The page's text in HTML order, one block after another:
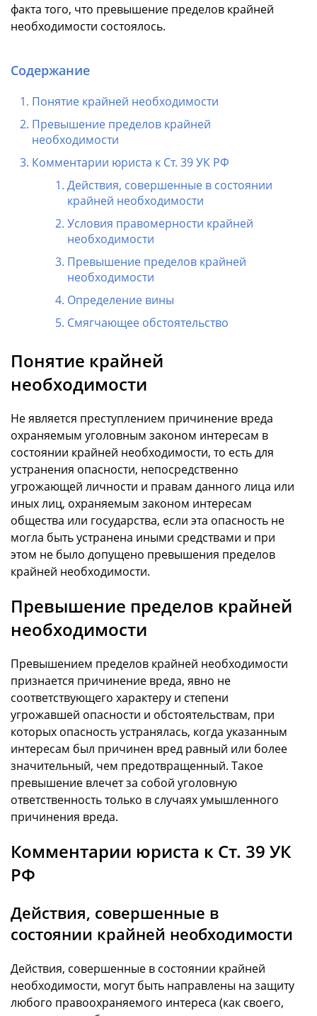
факта того, что превышение пределов крайней
необходимости состоялось.
Содержание
Понятие крайней необходимости
Превышение пределов крайней
необходимости
Комментарии юриста к Ст. 39 УК РФ
Действия, совершенные в состоянии
крайней необходимости
Условия правомерности крайней
необходимости
Превышение пределов крайней
необходимости
Определение вины
Смягчающее обстоятельство
Понятие крайней
необходимости
Не является преступлением причинение вреда
охраняемым уголовным законом интересам в
состоянии крайней необходимости, то есть для
устранения опасности, непосредственно
угрожающей личности и правам данного лица или
иных лиц, охраняемым законом интересам
общества или государства, если эта опасность не
могла быть устранена иными средствами и при
этом не было допущено превышения пределов
крайней необходимости.
Превышение пределов крайней
необходимости
Превышением пределов крайней необходимости
признается причинение вреда, явно не
соответствующего характеру и степени
угрожавшей опасности и обстоятельствам, при
которых опасность устранялась, когда указанным
интересам был причинен вред равный или более
значительный, чем предотвращенный. Такое
превышение влечет за собой уголовную
ответственность только в случаях умышленного
причинения вреда.
Комментарии юриста к Ст. 39 УК
РФ
Действия, совершенные в
состоянии крайней необходимости
Действия, совершенные в состоянии крайней
необходимости, могут быть направлены на защиту
любого правоохраняемого интереса (как своего,